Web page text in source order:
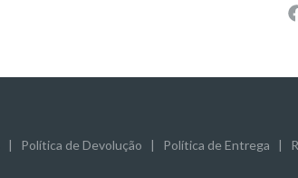
| Política de Devolução | Política de Entrega |